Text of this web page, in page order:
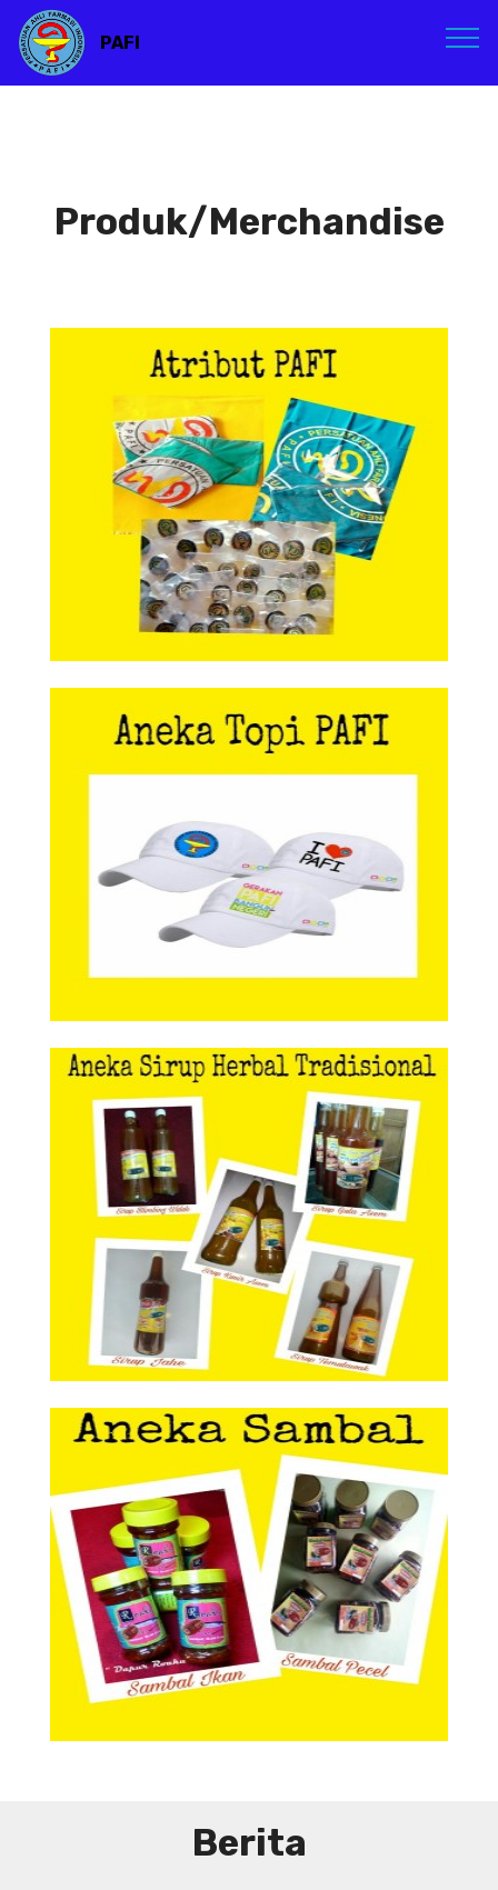
PAFI
Produk/Merchandise
Atribut PAFI
Atribut PAFI
Aneka Topi PAFI
Aneka Sirup Herbal Tradisional
Aneka Sirup Herbal
Tradisional
Aneka Sambal
Aneka Sambal
Berita